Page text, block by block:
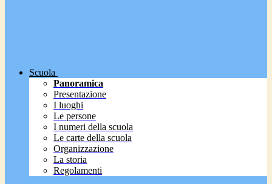
Scuola
Panoramica
Presentazione
I luoghi
Le persone
I numeri della scuola
Le carte della scuola
Organizzazione
La storia
Regolamenti